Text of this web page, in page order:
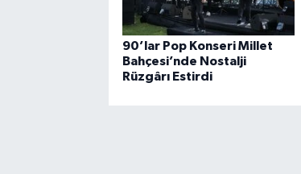
90’lar Pop Konseri Millet
Bahçesi’nde Nostalji
Rüzgârı Estirdi